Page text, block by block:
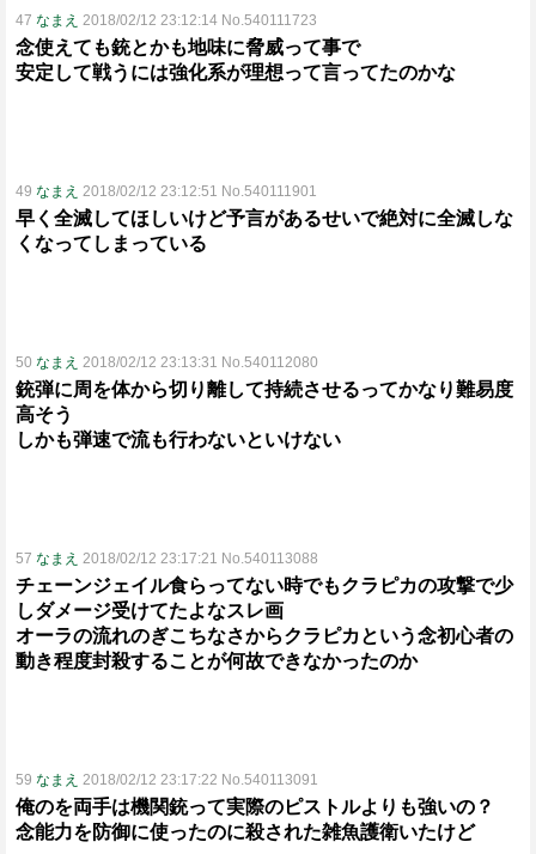
47 なまえ 2018/02/12 23:12:14 No.540111723
念使えても銃とかも地味に脅威って事で
安定して戦うには強化系が理想って言ってたのかな
49 なまえ 2018/02/12 23:12:51 No.540111901
早く全滅してほしいけど予言があるせいで絶対に全滅しな
くなってしまっている
50 なまえ 2018/02/12 23:13:31 No.540112080
銃弾に周を体から切り離して持続させるってかなり難易度
高そう
しかも弾速で流も行わないといけない
57 なまえ 2018/02/12 23:17:21 No.540113088
チェーンジェイル食らってない時でもクラピカの攻撃で少
しダメージ受けてたよなスレ画
オーラの流れのぎこちなさからクラピカという念初心者の
動き程度封殺することが何故できなかったのか
59 なまえ 2018/02/12 23:17:22 No.540113091
俺のを両手は機関銃って実際のピストルよりも強いの？
念能力を防御に使ったのに殺された雑魚護衛いたけど